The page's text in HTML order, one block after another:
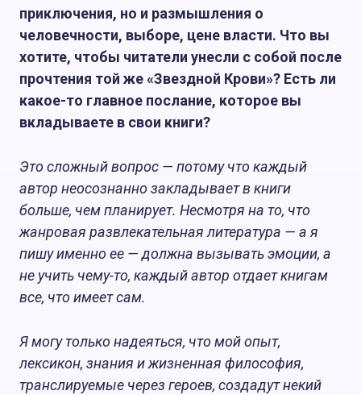
приключения, но и размышления о
человечности, выборе, цене власти. Что вы
хотите, чтобы читатели унесли с собой после
прочтения той же «Звездной Крови»? Есть ли
какое-то главное послание, которое вы
вкладываете в свои книги?
Это сложный вопрос — потому что каждый
автор неосознанно закладывает в книги
больше, чем планирует. Несмотря на то, что
жанровая развлекательная литература — а я
пишу именно ее — должна вызывать эмоции, а
не учить чему-то, каждый автор отдает книгам
все, что имеет сам.
Я могу только надеяться, что мой опыт,
лексикон, знания и жизненная философия,
транслируемые через героев, создадут некий